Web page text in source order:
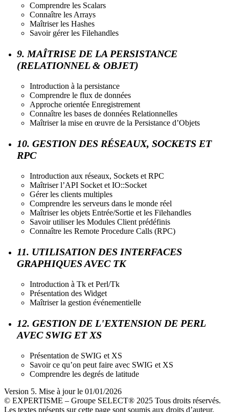
Comprendre les Scalars
Connaître les Arrays
Maîtriser les Hashes
Savoir gérer les Filehandles
9. MAÎTRISE DE LA PERSISTANCE
(RELATIONNEL & OBJET)
Introduction à la persistance
Comprendre le flux de données
Approche orientée Enregistrement
Connaître les bases de données Relationnelles
Maîtriser la mise en œuvre de la Persistance d’Objets
10. GESTION DES RÉSEAUX, SOCKETS ET
RPC
Introduction aux réseaux, Sockets et RPC
Maîtriser l’API Socket et IO::Socket
Gérer les clients multiples
Comprendre les serveurs dans le monde réel
Maîtriser les objets Entrée/Sortie et les Filehandles
Savoir utiliser les Modules Client prédéfinis
Connaître les Remote Procedure Calls (RPC)
11. UTILISATION DES INTERFACES
GRAPHIQUES AVEC TK
Introduction à Tk et Perl/Tk
Présentation des Widget
Maîtriser la gestion événementielle
12. GESTION DE L'EXTENSION DE PERL
AVEC SWIG ET XS
Présentation de SWIG et XS
Savoir ce qu’on peut faire avec SWIG et XS
Comprendre les degrés de latitude
Version 5. Mise à jour le 01/01/2026
© EXPERTISME – Groupe SELECT® 2025 Tous droits réservés.
Les textes présents sur cette page sont soumis aux droits d’auteur.